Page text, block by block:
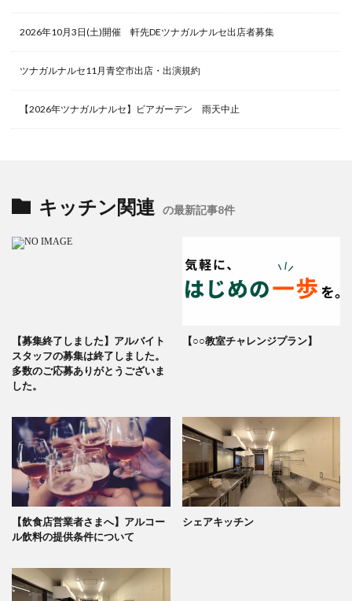
2026年10月3日(土)開催 軒先DEツナガルナルセ出店者募集
ツナガルナルセ11月青空市出店・出演規約
【2026年ツナガルナルセ】ビアガーデン 雨天中止
キッチン関連 の最新記事8件
【募集終了しました】アルバイト
スタッフの募集は終了しました。
多数のご応募ありがとうございま
した。
【○○教室チャレンジプラン】
【飲食店営業者さまへ】アルコー
ル飲料の提供条件について
シェアキッチン